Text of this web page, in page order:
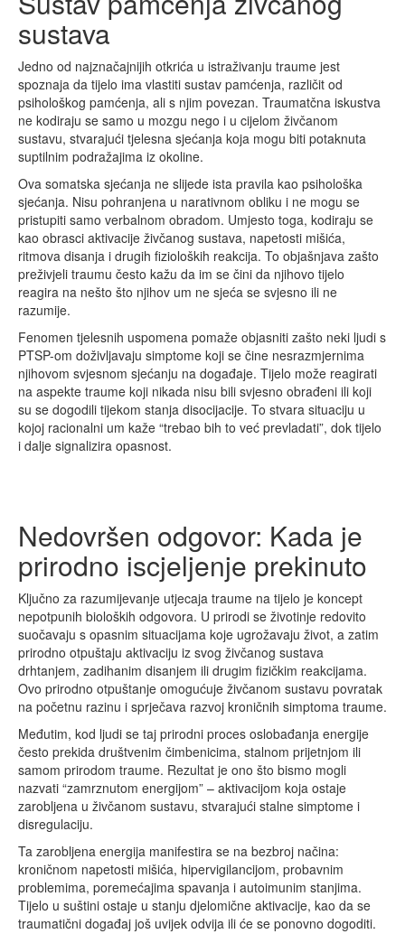
sustava
Jedno od najznačajnijih otkrića u istraživanju traume jest
spoznaja da tijelo ima vlastiti sustav pamćenja, različit od
psihološkog pamćenja, ali s njim povezan. Traumatčna iskustva
ne kodiraju se samo u mozgu nego i u cijelom živčanom
sustavu, stvarajući tjelesna sjećanja koja mogu biti potaknuta
suptilnim podražajima iz okoline.
Ova somatska sjećanja ne slijede ista pravila kao psihološka
sjećanja. Nisu pohranjena u narativnom obliku i ne mogu se
pristupiti samo verbalnom obradom. Umjesto toga, kodiraju se
kao obrasci aktivacije živčanog sustava, napetosti mišića,
ritmova disanja i drugih fizioloških reakcija. To objašnjava zašto
preživjeli traumu često kažu da im se čini da njihovo tijelo
reagira na nešto što njihov um ne sjeća se svjesno ili ne
razumije.
Fenomen tjelesnih uspomena pomaže objasniti zašto neki ljudi s
PTSP-om doživljavaju simptome koji se čine nesrazmjernima
njihovom svjesnom sjećanju na događaje. Tijelo može reagirati
na aspekte traume koji nikada nisu bili svjesno obrađeni ili koji
su se dogodili tijekom stanja disocijacije. To stvara situaciju u
kojoj racionalni um kaže “trebao bih to već prevladati”, dok tijelo
i dalje signalizira opasnost.
Nedovršen odgovor: Kada je
prirodno iscjeljenje prekinuto
Ključno za razumijevanje utjecaja traume na tijelo je koncept
nepotpunih bioloških odgovora. U prirodi se životinje redovito
suočavaju s opasnim situacijama koje ugrožavaju život, a zatim
prirodno otpuštaju aktivaciju iz svog živčanog sustava
drhtanjem, zadihanim disanjem ili drugim fizičkim reakcijama.
Ovo prirodno otpuštanje omogućuje živčanom sustavu povratak
na početnu razinu i sprječava razvoj kroničnih simptoma traume.
Međutim, kod ljudi se taj prirodni proces oslobađanja energije
često prekida društvenim čimbenicima, stalnom prijetnjom ili
samom prirodom traume. Rezultat je ono što bismo mogli
nazvati “zamrznutom energijom” – aktivacijom koja ostaje
zarobljena u živčanom sustavu, stvarajući stalne simptome i
disregulaciju.
Ta zarobljena energija manifestira se na bezbroj načina:
kroničnom napetosti mišića, hipervigilancijom, probavnim
problemima, poremećajima spavanja i autoimunim stanjima.
Tijelo u suštini ostaje u stanju djelomične aktivacije, kao da se
traumatični događaj još uvijek odvija ili će se ponovno dogoditi.